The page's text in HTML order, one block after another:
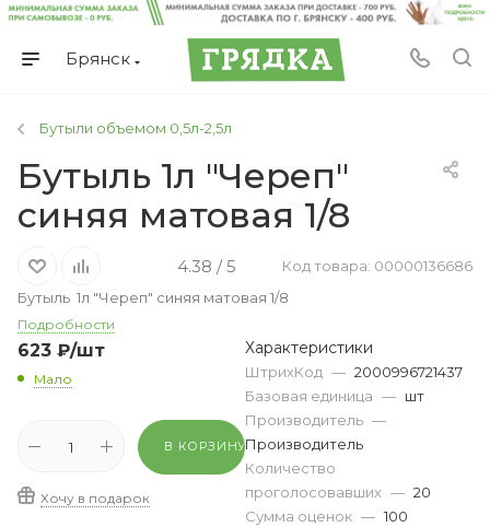
Брянск
Бутыли объемом 0,5л-2,5л
Бутыль 1л "Череп"
синяя матовая 1/8
4.38 / 5
Код товара: 00000136686
Бутыль 1л "Череп" синяя матовая 1/8
Подробности
623 ₽/шт
Мало
В КОРЗИНУ
Хочу в подарок
Характеристики
ШтрихКод — 2000996721437
Базовая единица — шт
Производитель —
Производитель
Количество
проголосовавших — 20
Сумма оценок — 100